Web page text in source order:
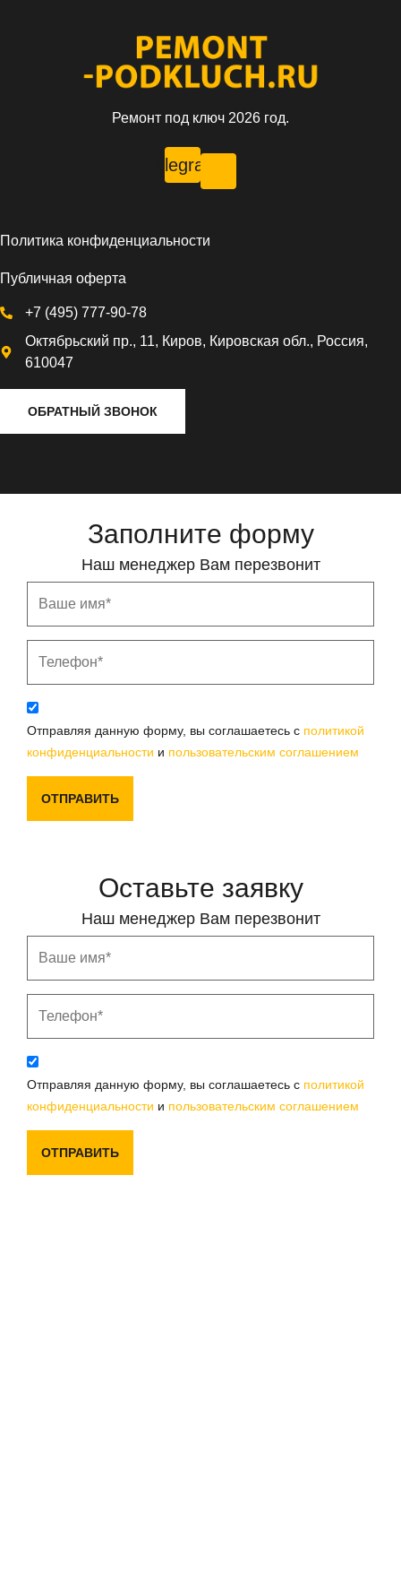
Ремонт под ключ 2026 год.
Telegram
Политика конфиденциальности
Публичная оферта
+7 (495) 777-90-78
Октябрьский пр., 11, Киров, Кировская обл., Россия,
610047
ОБРАТНЫЙ ЗВОНОК
Заполните форму
Наш менеджер Вам перезвонит
Отправляя данную форму, вы соглашаетесь с политикой
конфиденциальности и пользовательским соглашением
ОТПРАВИТЬ
Оставьте заявку
Наш менеджер Вам перезвонит
Отправляя данную форму, вы соглашаетесь с политикой
конфиденциальности и пользовательским соглашением
ОТПРАВИТЬ